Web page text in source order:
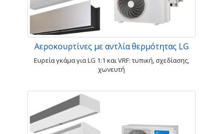
Αεροκουρτίνες με αντλία θερμότητας LG
Ευρεία γκάμα για LG 1:1 και VRF: τυπική, σχεδίασης,
χωνευτή